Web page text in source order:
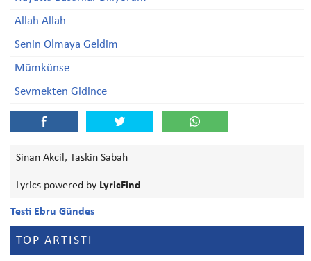
Allah Allah
Senin Olmaya Geldim
Mümkünse
Sevmekten Gidince
Sinan Akcil, Taskin Sabah
Lyrics powered by LyricFind
Testi Ebru Gündes
TOP ARTISTI